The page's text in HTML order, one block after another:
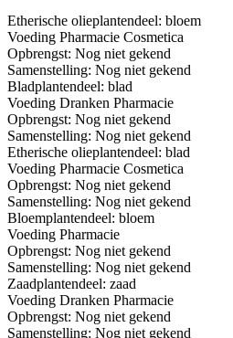
Etherische olieplantendeel: bloem
Voeding Pharmacie Cosmetica
Opbrengst: Nog niet gekend
Samenstelling: Nog niet gekend
Bladplantendeel: blad
Voeding Dranken Pharmacie
Opbrengst: Nog niet gekend
Samenstelling: Nog niet gekend
Etherische olieplantendeel: blad
Voeding Pharmacie Cosmetica
Opbrengst: Nog niet gekend
Samenstelling: Nog niet gekend
Bloemplantendeel: bloem
Voeding Pharmacie
Opbrengst: Nog niet gekend
Samenstelling: Nog niet gekend
Zaadplantendeel: zaad
Voeding Dranken Pharmacie
Opbrengst: Nog niet gekend
Samenstelling: Nog niet gekend